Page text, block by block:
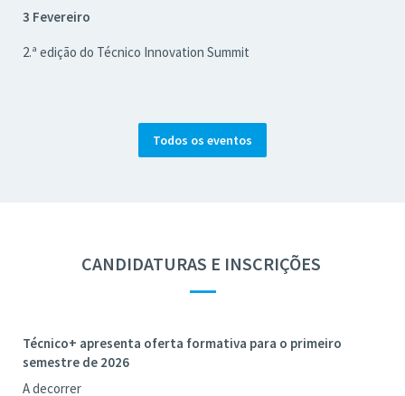
3 Fevereiro
2.ª edição do Técnico Innovation Summit
Todos os eventos
CANDIDATURAS E INSCRIÇÕES
—
Técnico+ apresenta oferta formativa para o primeiro
semestre de 2026
A decorrer